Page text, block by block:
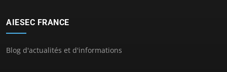
AIESEC FRANCE
Blog d'actualités et d'informations